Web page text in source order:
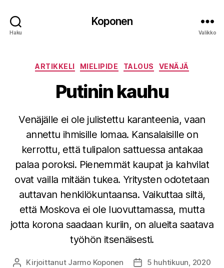
Haku
Koponen
Valikko
Kategoriat
ARTIKKELI MIELIPIDE TALOUS VENÄJÄ
Putinin kauhu
Venäjälle ei ole julistettu karanteenia, vaan
annettu ihmisille lomaa. Kansalaisille on
kerrottu, että tulipalon sattuessa antakaa
palaa poroksi. Pienemmät kaupat ja kahvilat
ovat vailla mitään tukea. Yritysten odotetaan
auttavan henkilökuntaansa. Vaikuttaa siltä,
että Moskova ei ole luovuttamassa, mutta
jotta korona saadaan kuriin, on alueita saatava
työhön itsenäisesti.
Kirjoittaja
Kirjoittanut Jarmo Koponen Julkaisupäivämäärä
5 huhtikuun, 2020